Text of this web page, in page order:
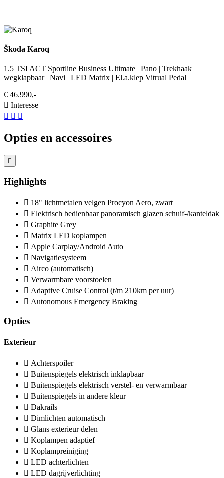
Škoda Karoq
1.5 TSI ACT Sportline Business Ultimate | Pano | Trekhaak
wegklapbaar | Navi | LED Matrix | El.a.klep Vitrual Pedal
€ 46.990,-
Interesse
Opties en accessoires
Highlights
18" lichtmetalen velgen Procyon Aero, zwart
Elektrisch bedienbaar panoramisch glazen schuif-/kanteldak
Graphite Grey
Matrix LED koplampen
Apple Carplay/Android Auto
Navigatiesysteem
Airco (automatisch)
Verwarmbare voorstoelen
Adaptive Cruise Control (t/m 210km per uur)
Autonomous Emergency Braking
Opties
Exterieur
Achterspoiler
Buitenspiegels elektrisch inklapbaar
Buitenspiegels elektrisch verstel- en verwarmbaar
Buitenspiegels in andere kleur
Dakrails
Dimlichten automatisch
Glans exterieur delen
Koplampen adaptief
Koplampreiniging
LED achterlichten
LED dagrijverlichting